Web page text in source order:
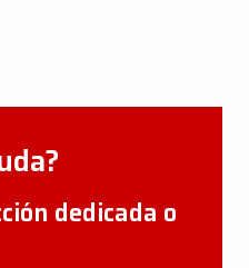
dedicada o